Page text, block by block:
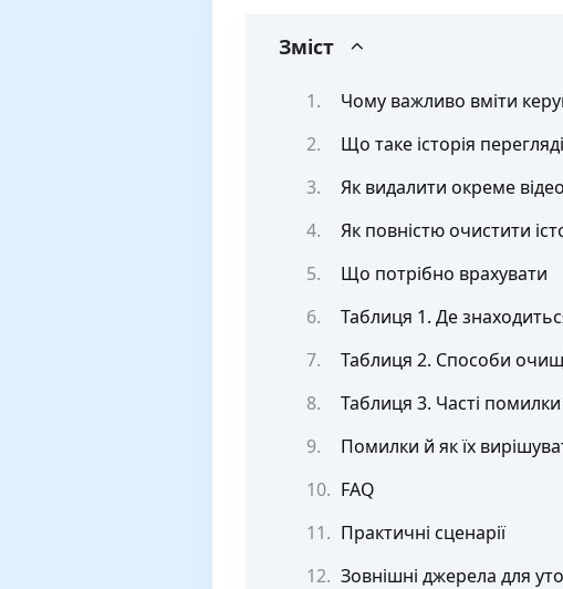
Зміст
Чому важливо вміти
Що таке історія
Як видалити окреме відео
Як повністю очистити
Що потрібно врахувати
Таблиця 1. Де
Таблиця 2. Способи
Таблиця 3. Часті
Помилки й як їх
FAQ
Практичні сценарії
Зовнішні джерела для